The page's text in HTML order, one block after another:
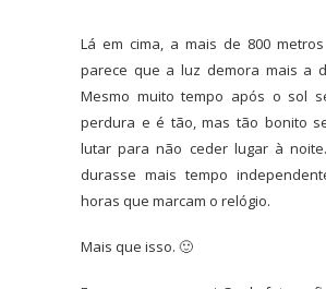
Lá em cima, a mais de 800
parece que a luz demora mais a
Mesmo muito tempo após o sol
perdura e é tão, mas tão bonito
lutar para não ceder lugar à
durasse mais tempo
horas que marcam o relógio.
Mais que isso. 🙂